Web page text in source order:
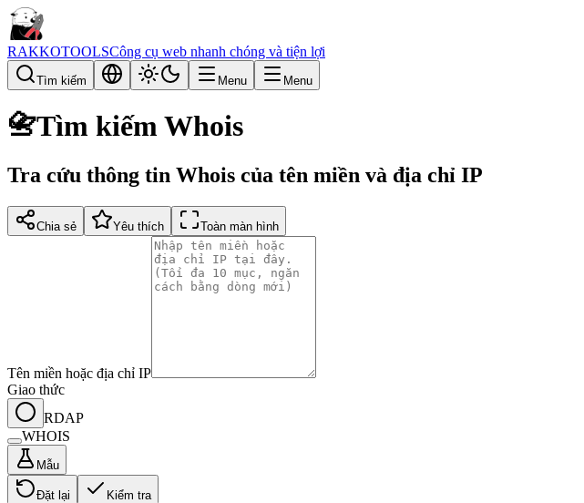
RAKKOTOOLSCông cụ web nhanh chóng và tiện lợi
Tìm kiếm Menu Menu
📇Tìm kiếm Whois
Tra cứu thông tin Whois của tên miền và địa chỉ IP
Chia sẻ Yêu thích Toàn màn hình
Tên miền hoặc địa chỉ IP
Giao thức
RDAP
WHOIS
Mẫu
Đặt lại Kiểm tra